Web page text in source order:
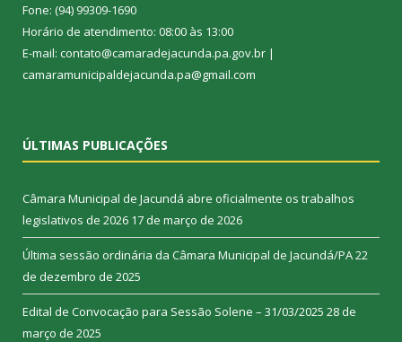
Fone: (94) 99309-1690
Horário de atendimento: 08:00 às 13:00
E-mail: contato@camaradejacunda.pa.gov.br |
camaramunicipaldejacunda.pa@gmail.com
ÚLTIMAS PUBLICAÇÕES
Câmara Municipal de Jacundá abre oficialmente os trabalhos
legislativos de 2026 17 de março de 2026
Última sessão ordinária da Câmara Municipal de Jacundá/PA22
de dezembro de 2025
Edital de Convocação para Sessão Solene – 31/03/2025 28 de
março de 2025